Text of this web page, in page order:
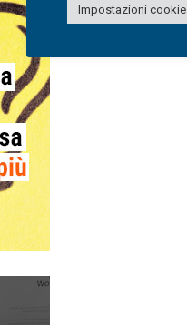
Impostazioni cookie